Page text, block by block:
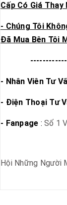
Cấp Có Giá
- Chúng Tôi
Đã Mua Bên Tôi
- Nhân Viên Tư
- Điện Thoại Tư
- Fanpage : Số 1
Hội Những Người